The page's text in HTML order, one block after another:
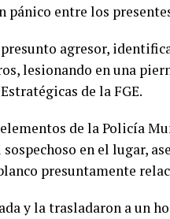
pánico entre los
agresor,
lesionando en una
de la FGE.
de la Policía
en el lugar,
presuntamente
y la trasladaron a un